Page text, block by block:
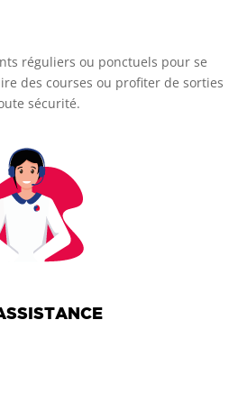
réguliers ou ponctuels pour se
des courses ou profiter de sorties
sécurité.